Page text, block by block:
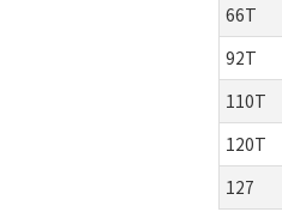
66T
92T
110T
120T
127